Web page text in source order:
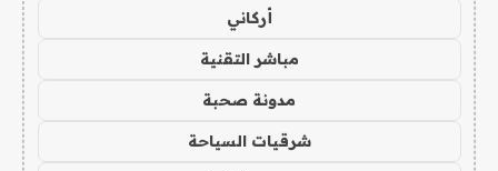
أركاني
مباشر التقنية
مدونة صحبة
شرقيات السياحة